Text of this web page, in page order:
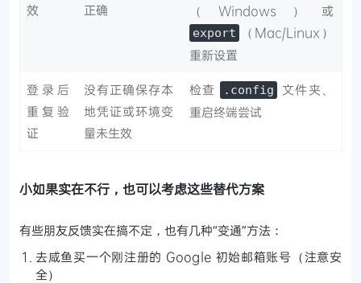
效
正确
（Windows）或
export
（Mac/Linux）
重新设置
登录后
重复验
证
没有正确保存本
地凭证或环境变
量未生效
检查 .config
文件夹、
重启终端尝试
小如果实在不行，也可以考虑这些替代方案
有些朋友反馈实在搞不定，也有几种“变通”方法：
去咸鱼买一个刚注册的 Google 初始邮箱账号（注意安
全）